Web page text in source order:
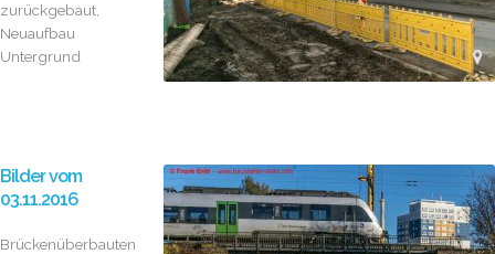
zurückgebaut,
Neuaufbau
Untergrund
Bilder vom
03.11.2016
Brückenüberbauten